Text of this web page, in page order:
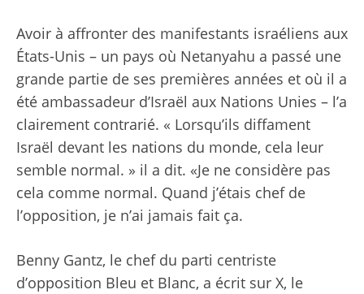
Avoir à affronter des manifestants israéliens aux
États-Unis – un pays où Netanyahu a passé une
grande partie de ses premières années et où il a
été ambassadeur d’Israël aux Nations Unies – l’a
clairement contrarié. « Lorsqu’ils diffament
Israël devant les nations du monde, cela leur
semble normal. » il a dit. «Je ne considère pas
cela comme normal. Quand j’étais chef de
l’opposition, je n’ai jamais fait ça.
Benny Gantz, le chef du parti centriste
d’opposition Bleu et Blanc, a écrit sur X, le